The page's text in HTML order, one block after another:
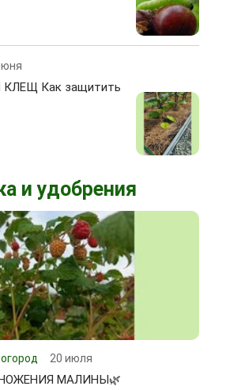
Как защитить
и удобрения
20 июля
МАЛИНЫ🌿